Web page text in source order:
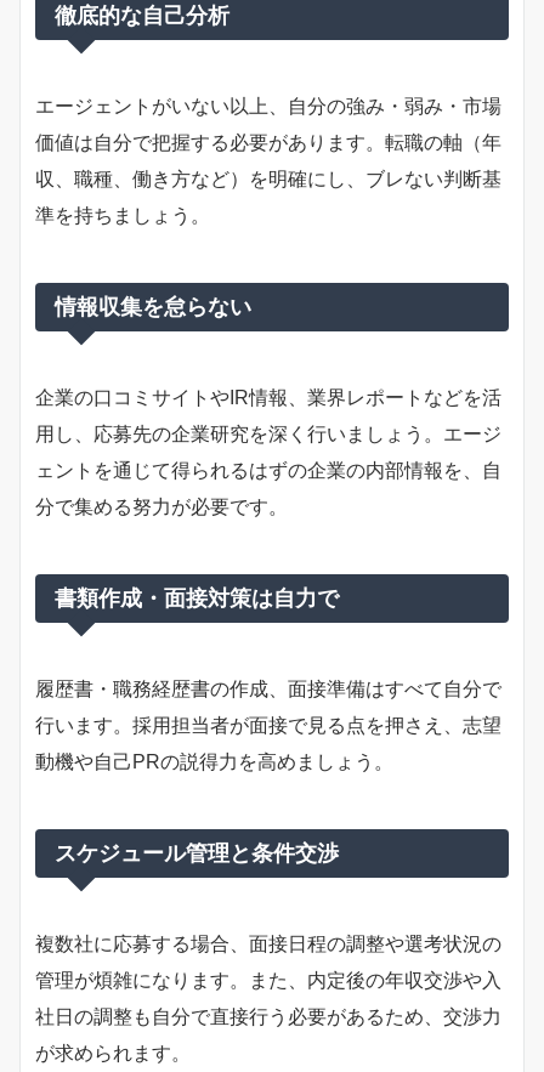
徹底的な自己分析
エージェントがいない以上、自分の強み・弱み・市場
価値は自分で把握する必要があります。転職の軸（年
収、職種、働き方など）を明確にし、ブレない判断基
準を持ちましょう。
情報収集を怠らない
企業の口コミサイトやIR情報、業界レポートなどを活
用し、応募先の企業研究を深く行いましょう。エージ
ェントを通じて得られるはずの企業の内部情報を、自
分で集める努力が必要です。
書類作成・面接対策は自力で
履歴書・職務経歴書の作成、面接準備はすべて自分で
行います。採用担当者が面接で見る点を押さえ、志望
動機や自己PRの説得力を高めましょう。
スケジュール管理と条件交渉
複数社に応募する場合、面接日程の調整や選考状況の
管理が煩雑になります。また、内定後の年収交渉や入
社日の調整も自分で直接行う必要があるため、交渉力
が求められます。